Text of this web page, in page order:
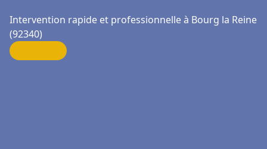
Intervention rapide et professionnelle à Bourg la Reine
(92340)